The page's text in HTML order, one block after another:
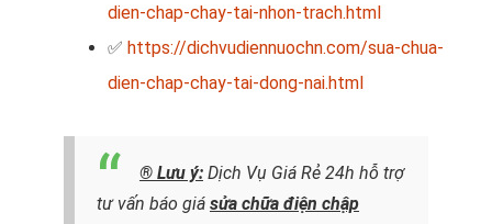
dien-chap-chay-tai-nhon-trach.html
✅ https://dichvudiennuochn.com/sua-chua-
dien-chap-chay-tai-dong-nai.html
® Lưu ý: Dịch Vụ Giá Rẻ 24h hỗ trợ
tư vấn báo giá sửa chữa điện chập